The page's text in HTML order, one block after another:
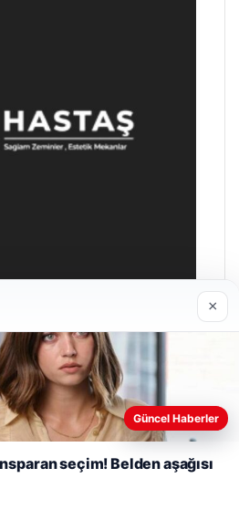
Bürosu
daha iyi anlayabilmek,
ve geliştirmek amacıyla çerezler
×
Güncel Haberler
seçim! Belden aşağısı